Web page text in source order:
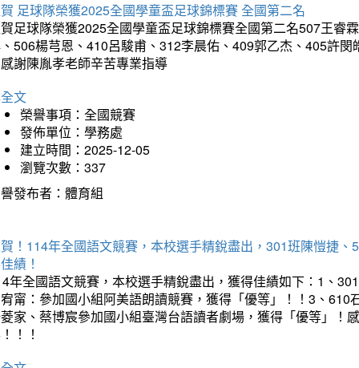
足球隊榮獲2025全國學童盃足球錦標賽 全國第二名
足球隊榮獲2025全國學童盃足球錦標賽全國第二名507王睿
506楊芎恩、410呂駿甫、312李晨佑、409郭乙杰、405許
謝陳胤孝老師辛苦專業指導
文
榮譽事項：全國競賽
發佈單位：學務處
建立時間：2025-12-05
瀏覽次數：337
發布者：體育組
！114年全國語文競賽，本校選手精銳盡出，301班陳愷捷
績！
年全國語文競賽，本校選手精銳盡出，獲得佳績如下：1、
甯：參加國小組阿美語朗讀競賽，獲得「優等」！！3、
家、蔡博宸參加國小組臺灣台語讀者劇場，獲得「優等」！
！！